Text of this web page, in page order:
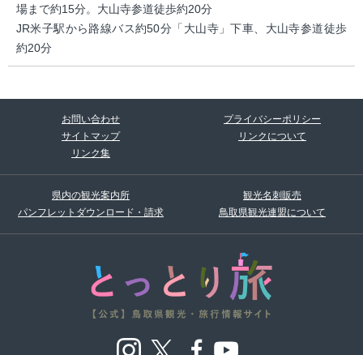
場まで約15分。大山寺参道徒歩約20分
JR米子駅から路線バス約50分「大山寺」下車、大山寺参道徒歩
約20分
お問い合わせ
プライバシーポリシー
サイトマップ
リンクについて
リンク集
県内の観光案内所
観光名刺販売
パンフレットダウンロード・請求
鳥取県観光連盟について